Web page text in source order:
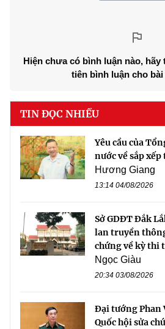
Hiện chưa có bình luận nào,
tiên bình luận cho
TIN ĐỌC NHIỀU
Yêu cầu của
nước về sắp
Hương Giang
13:14 04/08/2026
Sở GDĐT Đắk
lan truyền
chứng về kỳ thi
Ngọc Giàu
20:34 03/08/2026
Đại tướng Phan
Quốc hội sửa